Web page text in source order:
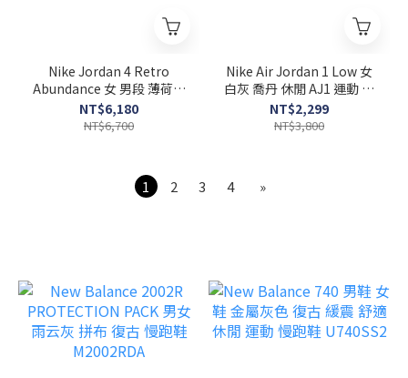
Nike Jordan 4 Retro
Abundance 女 男段 薄荷綠
AJ4 喬丹 籃球鞋 HV0823-
003
NT$6,180
NT$6,700
Nike Air Jordan 1 Low 女
白灰 喬丹 休閒 AJ1 運動 低
筒 休閒鞋 DC0774-103
NT$2,299
NT$3,800
1 2 3 4 »